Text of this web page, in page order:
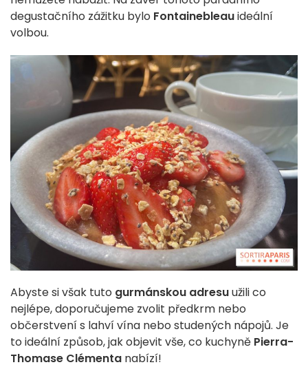
degustačního zážitku bylo Fontainebleauideální
volbou.
Abyste si však tuto gurmánskou adresuužili co
nejlépe, doporučujeme zvolit předkrm nebo
občerstvení s lahví vína nebo studených nápojů. Je
to ideální způsob, jak objevit vše, co kuchyně Pierra-
Thomase Clémenta nabízí!